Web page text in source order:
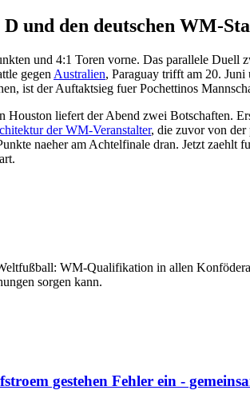
und den deutschen WM-
und 4:1 Toren vorne. Das parallele Duell
gegen Australien, Paraguay trifft am 20.
ist der Auftaktsieg fuer Pochettinos
Houston liefert der Abend zwei Botschaften.
der WM-Veranstalter, die zuvor von der
naeher am Achtelfinale dran. Jetzt zaehlt
WM-Qualifikation in allen
sorgen kann.
gestehen Fehler ein -